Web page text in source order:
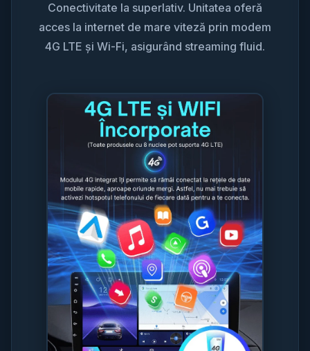
Conectivitate la superlativ. Unitatea oferă
acces la internet de mare viteză prin modem
4G LTE și Wi-Fi, asigurând streaming fluid.